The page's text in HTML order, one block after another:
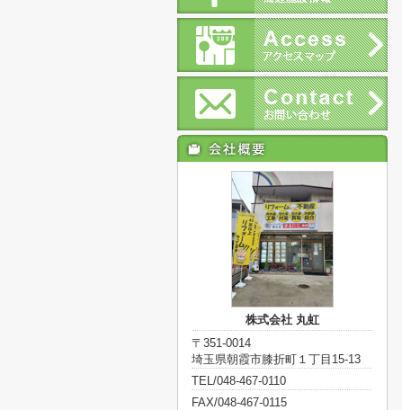
株式会社 丸虹
〒351-0014
埼玉県朝霞市膝折町１丁目15-13
TEL/048-467-0110
FAX/048-467-0115